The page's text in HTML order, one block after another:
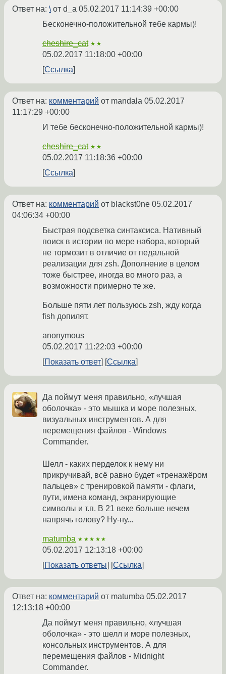
Ответ на: \ от d_a 05.02.2017 11:14:39 +00:00
Бесконечно-положительной тебе кармы)!
cheshire_cat ★★
05.02.2017 11:18:00 +00:00
Ссылка
Ответ на: комментарий от mandala 05.02.2017
11:17:29 +00:00
И тебе бесконечно-положительной кармы)!
cheshire_cat ★★
05.02.2017 11:18:36 +00:00
Ссылка
Ответ на: комментарий от blackst0ne 05.02.2017
04:06:34 +00:00
Быстрая подсветка синтаксиса. Нативный
поиск в истории по мере набора, который
не тормозит в отличие от педальной
реализации для zsh. Дополнение в целом
тоже быстрее, иногда во много раз, а
возможности примерно те же.
Больше пяти лет пользуюсь zsh, жду когда
fish допилят.
anonymous
05.02.2017 11:22:03 +00:00
Показать ответ
Ссылка
Да поймут меня правильно, «лучшая
оболочка» - это мышка и море полезных,
визуальных инструментов. А для
перемещения файлов - Windows
Commander.
Шелл - каких перделок к нему ни
прикручивай, всё равно будет «тренажёром
пальцев» с тренировкой памяти - флаги,
пути, имена команд, экранирующие
символы и т.п. В 21 веке больше нечем
напрячь голову? Ну-ну...
matumba ★★★★★
05.02.2017 12:13:18 +00:00
Показать ответы
Ссылка
Ответ на: комментарий от matumba 05.02.2017
12:13:18 +00:00
Да поймут меня правильно, «лучшая
оболочка» - это шелл и море полезных,
консольных инструментов. А для
перемещения файлов - Midnight
Commander.